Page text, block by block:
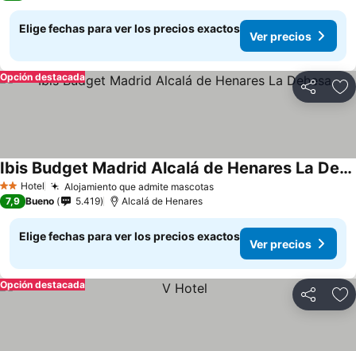
Elige fechas para ver los precios exactos
Ver precios
Compartir
Opción destacada
2 Estrellas
Hotel Alojamiento que admite mascotas
Ibis Budget Madrid Alcalá de Henares La Dehesa
7,9 Bueno 5.419 Alcalá de Henares
Elige fechas para ver los precios exactos
Ver precios
Compartir
Opción destacada